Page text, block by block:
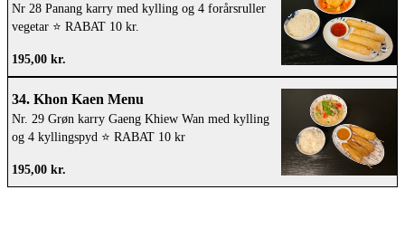
Nr 28 Panang karry med kylling og 4 forårsruller
vegetar ⭐️ RABAT 10 kr.
195,00 kr.
34. Khon Kaen Menu
Nr. 29 Grøn karry Gaeng Khiew Wan med kylling
og 4 kyllingspyd ⭐️ RABAT 10 kr
195,00 kr.